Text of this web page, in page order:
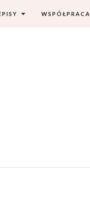
WSPÓŁPRACA